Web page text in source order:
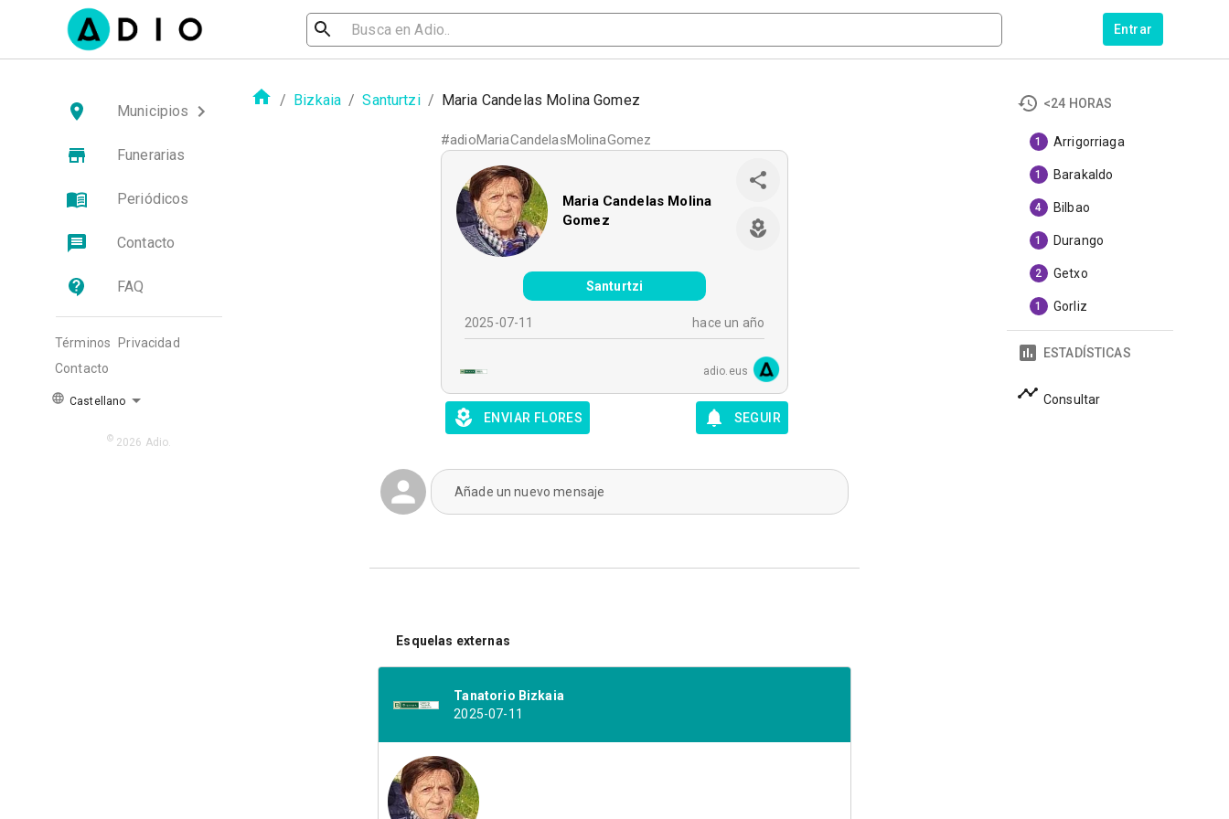
Entrar
Municipios
Funerarias
Periódicos
Contacto
FAQ
Términos
Privacidad
Contacto
Castellano
© 2026 Adio.
/ Bizkaia / Santurtzi / Maria Candelas Molina Gomez
#adioMariaCandelasMolinaGomez
Maria Candelas Molina
Gomez
Santurtzi
2025-07-11 hace un año
adio.eus
ENVIAR FLORES SEGUIR
Añade un nuevo mensaje
Esquelas externas
Tanatorio Bizkaia
2025-07-11
<24 HORAS
1 Arrigorriaga
1 Barakaldo
4 Bilbao
1 Durango
2 Getxo
1 Gorliz
ESTADÍSTICAS
Consultar